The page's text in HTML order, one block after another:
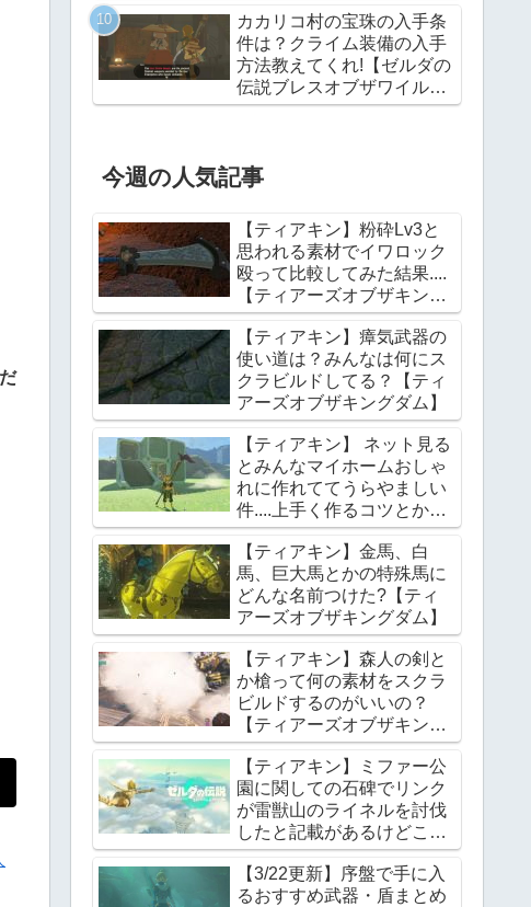
カカリコ村の宝珠の入手条
件は？クライム装備の入手
方法教えてくれ!【ゼルダの
伝説ブレスオブザワイル
ド】
今週の人気記事
【ティアキン】粉砕Lv3と
思われる素材でイワロック
殴って比較してみた結果....
【ティアーズオブザキング
ダム】
【ティアキン】瘴気武器の
使い道は？みんなは何にス
クラビルドしてる？【ティ
アーズオブザキングダム】
【ティアキン】 ネット見る
とみんなマイホームおしゃ
れに作れててうらやましい
件....上手く作るコツとかあ
る？【ティアーズオブザキ
ングダム】
【ティアキン】金馬、白
馬、巨大馬とかの特殊馬に
どんな名前つけた?【ティ
アーズオブザキングダム】
【ティアキン】森人の剣と
か槍って何の素材をスクラ
ビルドするのがいいの？
【ティアーズオブザキング
ダム】
【ティアキン】ミファー公
園に関しての石碑でリンク
が雷獣山のライネルを討伐
したと記載があるけどこれ
っていつの話?【ティアー
ズオブザキングダム】
【3/22更新】序盤で手に入
るおすすめ武器・盾まとめ